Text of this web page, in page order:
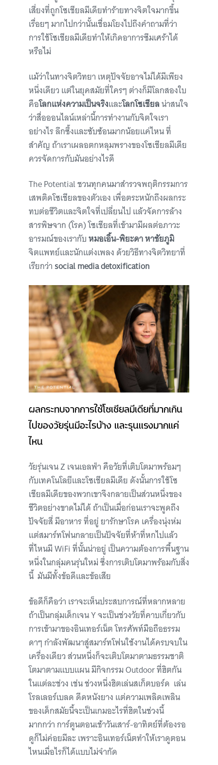
เสี่ยงที่ถูกโซเชียลมีเดียทำร้ายทางจิตใจมากขึ้น
เรื่อยๆ มากไปกว่านั้นเชื่อมโยงไปถึงคำถามที่ว่า
การใช้โซเชียลมีเดียทำให้เกิดอาการซึมเศร้าได้
หรือไม่
แม้ว่าในทางจิตวิทยา เหตุปัจจัยอาจไม่ได้มีเพียง
หนึ่งเดียว แต่ในยุคสมัยที่ใครๆ ต่างก็มีโลกสองใบ
คือโลกแห่งความเป็นจริงและโลกโซเชียลน่าสนใจ
ว่าสื่อออนไลน์เหล่านี้การทำงานกับจิตใจเรา
อย่างไร ลึกซึ้งและซับซ้อนมากน้อยแค่ไหน ที่
สำคัญ ถ้าเราเผลอตกหลุมพรางของโซเชียลมีเดีย
ควรจัดการกับมันอย่างไรดี
The Potential ชวนทุกคนมาสำรวจพฤติกรรมการ
เสพติดโซเชียลของตัวเอง เพื่อตระหนักถึงผลกระ
ทบต่อชีวิตและจิตใจที่เปลี่ยนไป แล้วจัดการล้าง
สารพิษจาก (โรค) โซเชียลที่เข้ามามีผลต่อภาวะ
อารมณ์ของเรากับหมอเอิ้น-พิยะดา หาชัยภูมิ
จิตแพทย์และนักแต่งเพลง ด้วยวิธีทางจิตวิทยาที่
เรียกว่า social media detoxification
ผลกระทบจากการใช้โซเชียลมีเดียที่มากเกิน
ไปของวัยรุ่นมีอะไรบ้าง และรุนแรงมากแค่
ไหน
วัยรุ่นเจน Z เจนเอลฟ่า คือวัยที่เติบโตมาพร้อมๆ
กับเทคโนโลยีและโซเชียลมีเดีย ดังนั้นการใช้โซ
เชียลมีเดียของพวกเขาจึงกลายเป็นส่วนหนึ่งของ
ชีวิตอย่างขาดไม่ได้ ถ้าเป็นเมื่อก่อนเราจะพูดถึง
ปัจจัยสี่ มีอาหาร ที่อยู่ ยารักษาโรค เครื่องนุ่งห่ม
แต่สมาร์ทโฟนกลายเป็นปัจจัยที่ห้าที่หกไปแล้ว
ที่ไหนมี WiFi ที่นั้นน่าอยู่ เป็นความต้องการพื้นฐาน
หนึ่งในกลุ่มคนรุ่นใหม่ ซึ่งการเติบโตมาพร้อมกับสิ่ง
นี้ มันมีทั้งข้อดีและข้อเสีย
ข้อดีก็คือว่า เราจะเห็นประสบการณ์ที่หลากหลาย
ถ้าเป็นกลุ่มเด็กเจน Y จะเป็นช่วงวัยที่คาบเกี่ยวกับ
การเข้ามาของอินเทอร์เน็ต โทรศัพท์มือถือธรรม
ดาๆ กำลังพัฒนาสู่สมาร์ทโฟนใช้งานได้ครบจบใน
เครื่องเดียว ส่วนหนึ่งก็จะเติบโตมาตามธรรมชาติ
โตมาตามแบบแผน มีกิจกรรม Outdoor ที่ฮิตกัน
ในแต่ละช่วง เช่น ช่วงหนึ่งฮิตเล่นสเก็ตบอร์ด เล่น
โรลเลอร์เบลด ดีดหนังยาง แต่ความเพลิดเพลิน
ของเด็กสมัยนี้จะเป็นเกมอะไรที่ฮิตในช่วงนี้
มากกว่า การ์ตูนตอนเช้าวันเสาร์-อาทิตย์ที่ต้องรอ
ดูก็ไม่ค่อยมีละ เพราะอินเทอร์เน็ตทำให้เราดูตอน
ไหนเมื่อไรก็ได้แบบไม่จำกัด